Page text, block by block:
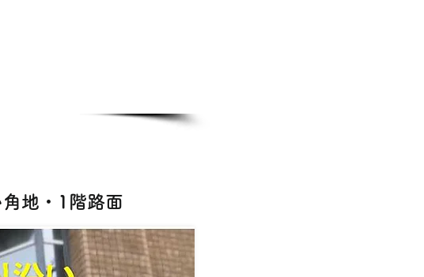
）
地・1階路面